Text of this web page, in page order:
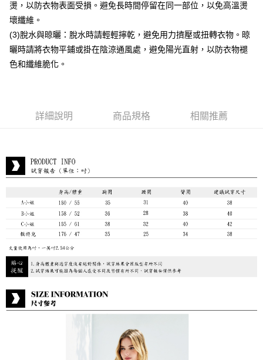
宅配到府
每筆NT$80，滿NT$888(含以上)免運費
貨到付款
每筆NT$80，滿NT$888(含以上)免運費
燙，以防衣物表面受損。避免長時間停留在同一部位，以免高溫燙
壞纖維。
(3)脫水與晾曬：脫水時請輕輕擰乾，避免用力擠壓或扭轉衣物。晾
曬時請將衣物平鋪或掛在陰涼通風處，避免陽光直射，以防衣物褪
色和纖維脆化。
詳細說明 商品規格 相關推薦